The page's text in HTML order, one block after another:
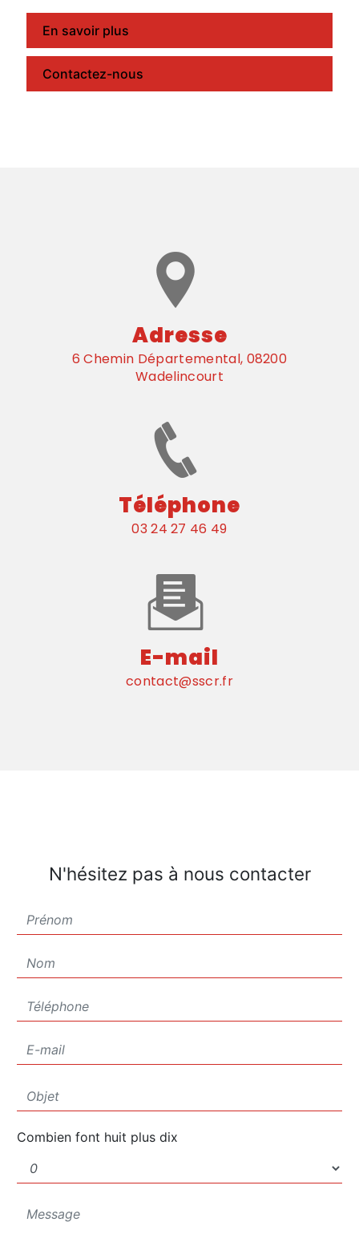
En savoir plus
Contactez-nous
Adresse
6 Chemin Départemental, 08200
Wadelincourt
Téléphone
03 24 27 46 49
E-mail
contact@sscr.fr
N'hésitez pas à nous contacter
Combien font huit plus dix